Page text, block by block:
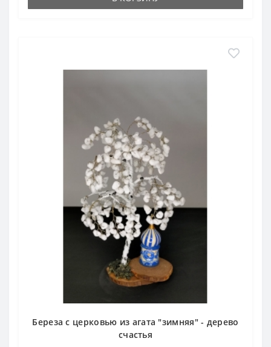
Береза с церковью из агата "зимняя" - дерево
счастья